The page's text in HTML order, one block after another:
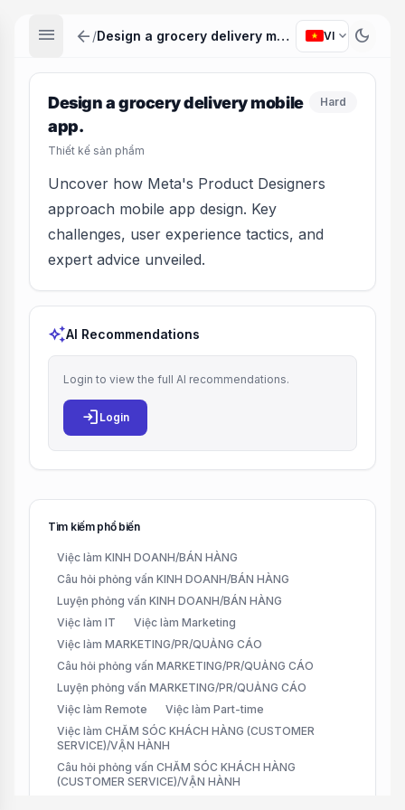
menu arrow_back / Design a grocery delivery mobile app. VI expand_more dark_mode
Design a grocery delivery mobile
app.
Thiết kế sản phẩm
Hard
Uncover how Meta's Product Designers
approach mobile app design. Key
challenges, user experience tactics, and
expert advice unveiled.
auto_awesomeAI Recommendations
Login to view the full AI recommendations.
login Login
Tìm kiếm phổ biến
Việc làm KINH DOANH/BÁN HÀNG
Câu hỏi phỏng vấn KINH DOANH/BÁN HÀNG
Luyện phỏng vấn KINH DOANH/BÁN HÀNG
Việc làm IT
Việc làm Marketing
Việc làm MARKETING/PR/QUẢNG CÁO
Câu hỏi phỏng vấn MARKETING/PR/QUẢNG CÁO
Luyện phỏng vấn MARKETING/PR/QUẢNG CÁO
Việc làm Remote
Việc làm Part-time
Việc làm CHĂM SÓC KHÁCH HÀNG (CUSTOMER
SERVICE)/VẬN HÀNH
Câu hỏi phỏng vấn CHĂM SÓC KHÁCH HÀNG
(CUSTOMER SERVICE)/VẬN HÀNH